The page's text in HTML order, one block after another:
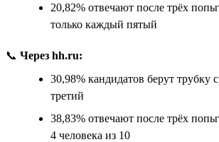
20,82% отвечают после трёх
только каждый пятый
📞 Через hh.ru:
30,98% кандидатов берут трубку
третий
38,83% отвечают после трёх
4 человека из 10